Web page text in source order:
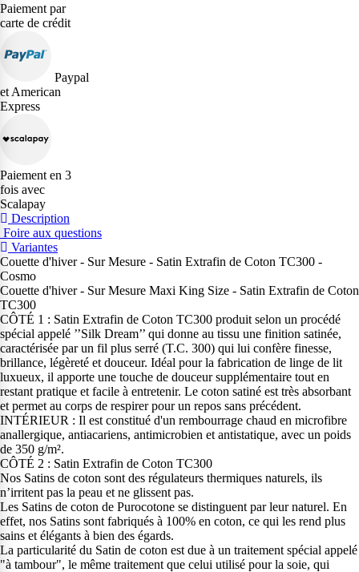
Paiement par
carte de crédit
Paypal
et American
Express
Paiement en 3
fois avec
Scalapay
Description
Foire aux questions
Variantes
Couette d'hiver - Sur Mesure - Satin Extrafin de Coton TC300 -
Cosmo
Couette d'hiver - Sur Mesure Maxi King Size - Satin Extrafin de Coton
TC300
CÔTÉ 1 : Satin Extrafin de Coton TC300 produit selon un procédé
spécial appelé ’’Silk Dream’’ qui donne au tissu une finition satinée,
caractérisée par un fil plus serré (T.C. 300) qui lui confère finesse,
brillance, légèreté et douceur. Idéal pour la fabrication de linge de lit
luxueux, il apporte une touche de douceur supplémentaire tout en
restant pratique et facile à entretenir. Le coton satiné est très absorbant
et permet au corps de respirer pour un repos sans précédent.
INTÉRIEUR : Il est constitué d'un rembourrage chaud en microfibre
anallergique, antiacariens, antimicrobien et antistatique, avec un poids
de 350 g/m².
CÔTÉ 2 : Satin Extrafin de Coton TC300
Nos Satins de coton sont des régulateurs thermiques naturels, ils
n’irritent pas la peau et ne glissent pas.
Les Satins de coton de Purocotone se distinguent par leur naturel. En
effet, nos Satins sont fabriqués à 100% en coton, ce qui les rend plus
sains et élégants à bien des égards.
La particularité du Satin de coton est due à un traitement spécial appelé
"à tambour", le même traitement que celui utilisé pour la soie, qui